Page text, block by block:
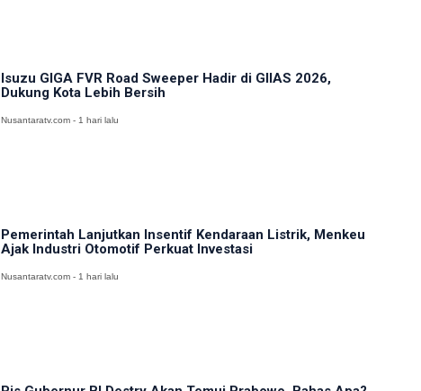
Isuzu GIGA FVR Road Sweeper Hadir di GIIAS 2026,
Dukung Kota Lebih Bersih
Nusantaratv.com - 1 hari lalu
Pemerintah Lanjutkan Insentif Kendaraan Listrik, Menkeu
Ajak Industri Otomotif Perkuat Investasi
Nusantaratv.com - 1 hari lalu